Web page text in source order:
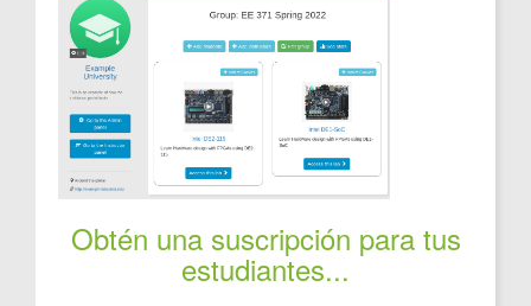
Obtén una suscripción para tus
estudiantes...